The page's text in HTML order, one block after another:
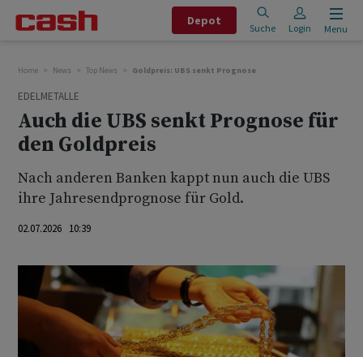
Depot
Suche Login Menu
Home News Top News Goldpreis: UBS senkt Prognose
EDELMETALLE
Auch die UBS senkt Prognose für
den Goldpreis
Nach anderen Banken kappt nun auch die UBS
ihre Jahresendprognose für Gold.
02.07.2026 10:39